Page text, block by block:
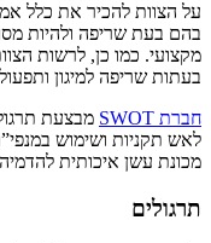
על הצוות להכיר את כלל
בהם בעת שריפה ולהיות
מקצועי. כמו כן, לרשות
בעתות שריפה למיגון
חברת SWOT
מבצעת
מכונת עשן איכותית
תרגולים